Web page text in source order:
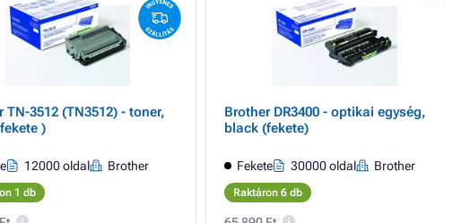
TN-3512 (TN3512) - toner,
)
12000 oldal Brother
1 db
Brother DR3400 - optikai egység,
black (fekete)
Fekete 30000 oldal Brother
Raktáron 6 db